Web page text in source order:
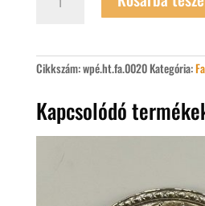
Cikkszám:wpé.ht.fa.0020 Kategória:
Kapcsolódó